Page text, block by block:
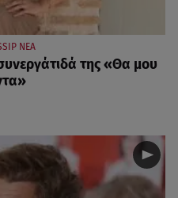
ΝΕΑ
της «Θα μου